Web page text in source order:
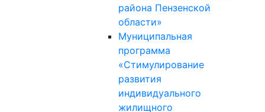
района Пензенской
области»
Муниципальная
программа
«Стимулирование
развития
индивидуального
жилищного